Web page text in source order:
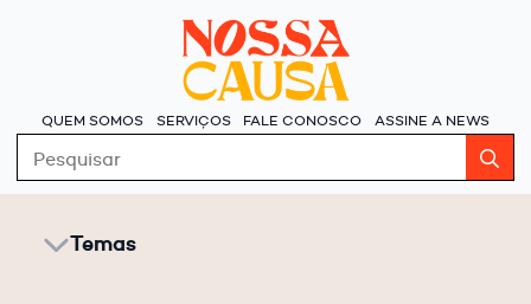
QUEM SOMOS SERVIÇOS FALE CONOSCO ASSINE A NEWS
Temas